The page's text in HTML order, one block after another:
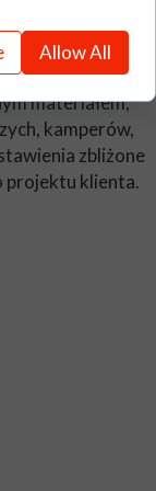
kamperów,
materiałem,
kamperów,
zbliżone
projektu klienta.
Allow All